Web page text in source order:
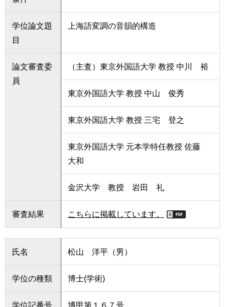
試
報
寄
交
通
ア
ス
一
般・
の
方
学位論文題
目
上海語変調の音韻的構造
論文審査委
員
（主査）東京外国語大学 教授 中川 裕
東京外国語大学 教授 中山 俊秀
東京外国語大学 教授 三宅 登之
東京外国語大学 元本学特任教授 佐藤
大和
金沢大学 教授 岩田 礼
審査結果 こちらに掲載しています。
氏名 松山 洋平（男）
学位の種類 博士(学術)